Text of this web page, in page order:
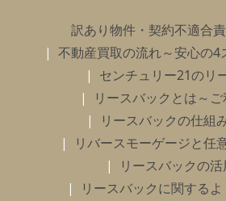
訳あり物件・契約不適合
不動産買取の流れ～安心の4
センチュリー21のリ
リースバックとは～
リースバックの仕組
リバースモーゲージと任
リースバックの
リースバックに関する